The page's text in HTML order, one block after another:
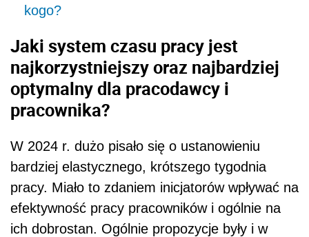
kogo?
Jaki system czasu pracy jest
najkorzystniejszy oraz najbardziej
optymalny dla pracodawcy i
pracownika?
W 2024 r. dużo pisało się o ustanowieniu
bardziej elastycznego, krótszego tygodnia
pracy. Miało to zdaniem inicjatorów wpływać na
efektywność pracy pracowników i ogólnie na
ich dobrostan. Ogólnie propozycje były i w